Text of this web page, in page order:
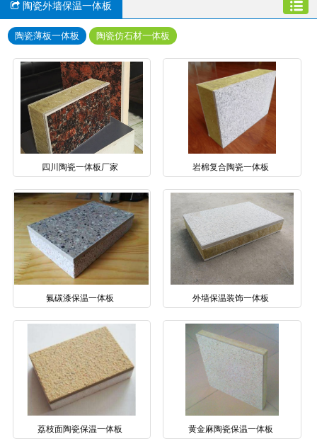
陶瓷外墙保温一体板
陶瓷薄板一体板 陶瓷仿石材一体板
四川陶瓷一体板厂家 岩棉复合陶瓷一体板
氟碳漆保温一体板 外墙保温装饰一体板
荔枝面陶瓷保温一体板 黄金麻陶瓷保温一体板